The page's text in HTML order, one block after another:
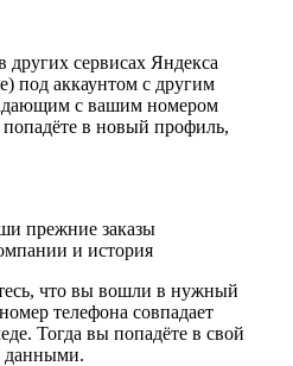
сервисах Яндекса
под аккаунтом с другим
с вашим номером
в новый профиль,
прежние заказы
и история
что вы вошли в нужный
телефона совпадает
Тогда вы попадёте в свой
данными.